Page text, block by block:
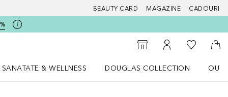
BEAUTY CARD MAGAZINE CADOURI
Către Găsire magazin
Către Contul meu
Către
SANATATE & WELLNESS
DOUGLAS COLLECTION